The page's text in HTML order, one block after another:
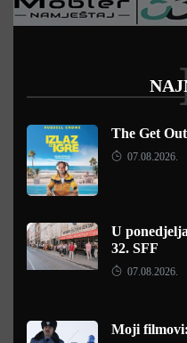
The Get Out
07.08.2026.
U
32. SFF
07.08.2026.
Moji